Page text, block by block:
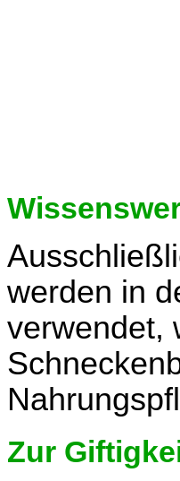
werden in
verwendet,
Zur